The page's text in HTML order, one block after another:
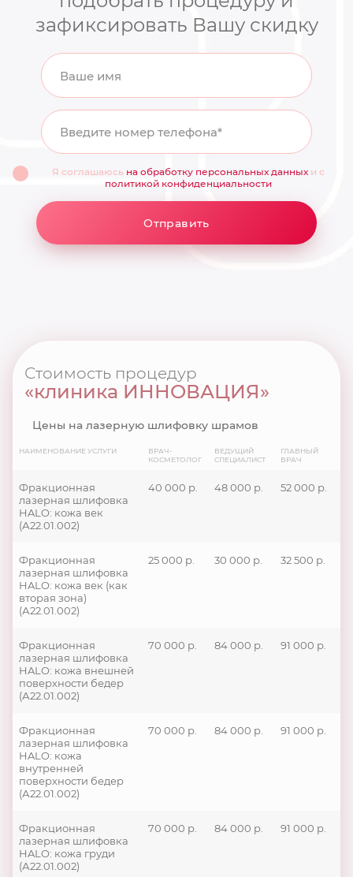
зафиксировать Вашу скидку
Ваше имя
Введите номер телефона*
Я соглашаюсь на обработку персональных данных и с
политикой конфиденциальности
Отправить
Стоимость процедур
«клиника ИННОВАЦИЯ»
Цены на лазерную шлифовку шрамов
НАИМЕНОВАНИЕ УСЛУГИ
ВРАЧ-
КОСМЕТОЛОГ
ВЕДУЩИЙ
СПЕЦИАЛИСТ
ГЛАВНЫЙ
ВРАЧ
Фракционная
лазерная шлифовка
HALO: кожа век
(А22.01.002)
40 000 р. 48 000 р. 52 000 р.
Фракционная
лазерная шлифовка
HALO: кожа век (как
вторая зона)
(А22.01.002)
25 000 р. 30 000 р. 32 500 р.
Фракционная
лазерная шлифовка
HALO: кожа внешней
поверхности бедер
(А22.01.002)
70 000 р. 84 000 р. 91 000 р.
Фракционная
лазерная шлифовка
HALO: кожа
внутренней
поверхности бедер
(А22.01.002)
70 000 р. 84 000 р. 91 000 р.
Фракционная
лазерная шлифовка
HALO: кожа груди
(А22.01.002)
70 000 р. 84 000 р. 91 000 р.